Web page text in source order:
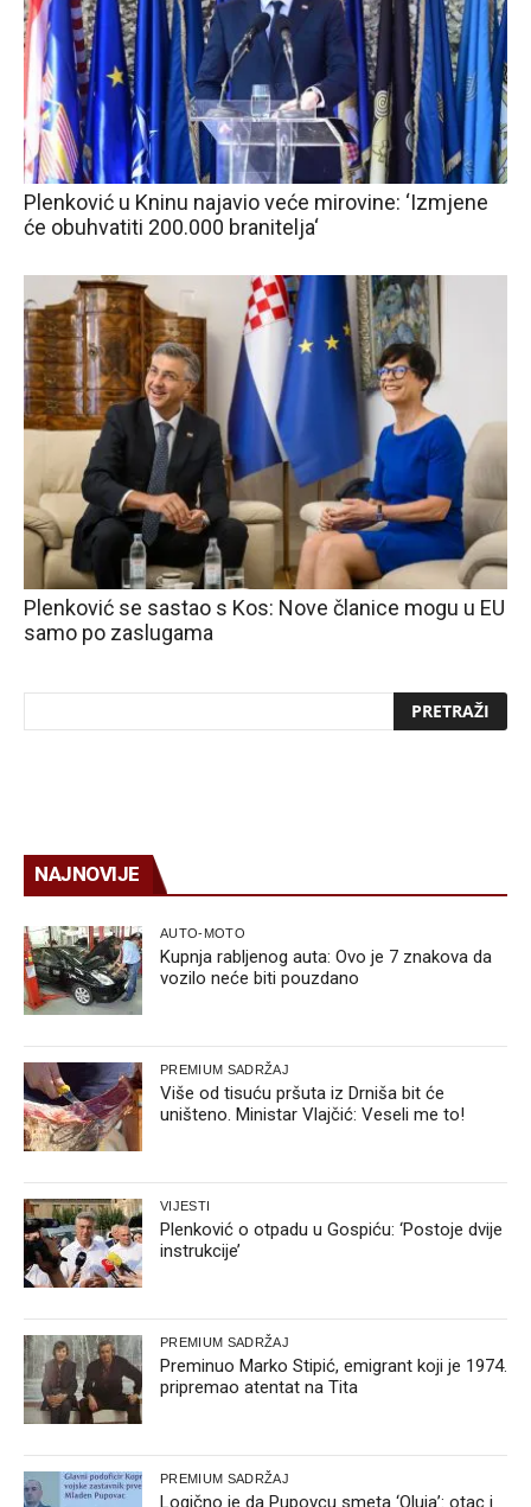
Plenković u Kninu najavio veće mirovine: ‘Izmjene
će obuhvatiti 200.000 branitelja‘
Plenković se sastao s Kos: Nove članice mogu u EU
samo po zaslugama
NAJNOVIJE
AUTO-MOTO
Kupnja rabljenog auta: Ovo je 7 znakova da
vozilo neće biti pouzdano
PREMIUM SADRŽAJ
Više od tisuću pršuta iz Drniša bit će
uništeno. Ministar Vlajčić: Veseli me to!
VIJESTI
Plenković o otpadu u Gospiću: ‘Postoje dvije
instrukcije’
PREMIUM SADRŽAJ
Preminuo Marko Stipić, emigrant koji je 1974.
pripremao atentat na Tita
PREMIUM SADRŽAJ
Logično je da Pupovcu smeta ‘Oluja’: otac i